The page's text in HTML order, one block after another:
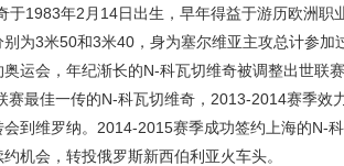
1983年2月14日出生，早年得益于游历欧洲职
为3米50和3米40，身为塞尔维亚主攻总计参
运会，年纪渐长的N-科瓦切维奇被调整出世联
佳一传的N-科瓦切维奇，2013-2014赛季效
到维罗纳。2014-2015赛季成功签约上海的N-
机会，转投俄罗斯新西伯利亚火车头。